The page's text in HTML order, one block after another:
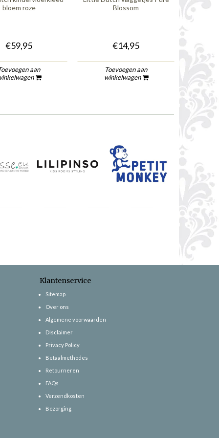
bloem roze
€59,95
aan
Blossom
€14,95
Toevoegen aan
winkelwagen
Klantenservice
Sitemap
Over ons
Algemene voorwaarden
Disclaimer
Privacy Policy
Betaalmethodes
Retourneren
FAQs
Verzendkosten
Bezorging